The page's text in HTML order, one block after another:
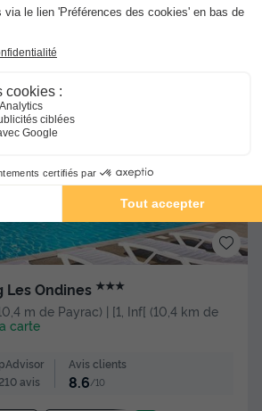
-30%
Les Ondines ★★★
m de Payrac) | [1, Inf[ (10,4 km de
carte
210 avis
Avis clients
8.6/10